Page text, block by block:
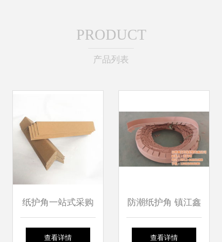
PRODUCT
产品列表
纸护角一站式采购
指南 价格、厂家、
查看详情
防潮纸护角 镇江鑫
文包装打造集装袋
查看详情